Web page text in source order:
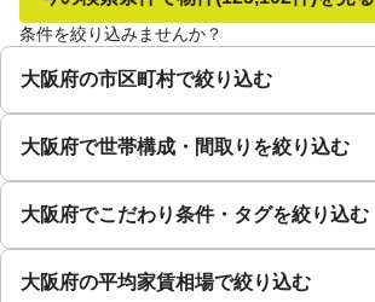
条件を絞り込みませんか？
大阪府の市区町村で絞り込む
大阪府で世帯構成・間取りを絞り込む
大阪府でこだわり条件・タグを絞り込む
大阪府の平均家賃相場で絞り込む